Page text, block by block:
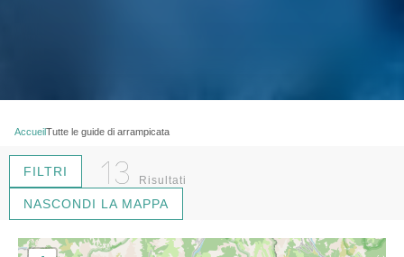
AccueilTutte le guide di arrampicata
FILTRI 13 Risultati
NASCONDI LA MAPPA